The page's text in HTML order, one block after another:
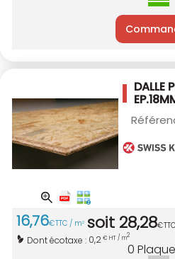
DALLE
16,76€TTC / m2 soit 28,28€
Dont écotaxe : 0,2€ HT / m2
0